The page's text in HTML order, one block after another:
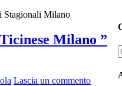
Milano
Milano ”
Lascia un commento